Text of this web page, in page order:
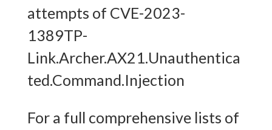
attempts of CVE-2023-
1389TP-
Link.Archer.AX21.Unauthentica
ted.Command.Injection
For a full comprehensive lists of